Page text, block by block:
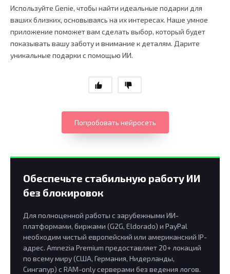
Используйте Genie, чтобы найти идеальные подарки для
ваших близких, основываясь на их интересах. Наше умное
приложение поможет вам сделать выбор, который будет
показывать вашу заботу и внимание к деталям. Дарите
уникальные подарки с помощью ИИ.
Попробовать нейросеть
Обеспечьте стабильную работу ИИ
без блокировок
Для полноценной работы с зарубежными ИИ-
платформами, биржами (G2G, Eldorado) и PayPal
необходим чистый европейский или американский IP-
адрес. Amnezia Premium предоставляет 20+ локаций
по всему миру (США, Германия, Нидерланды,
Сингапур) с RAM-only серверами без ведения логов.